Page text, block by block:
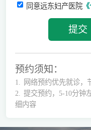
同意远东妇产医院《
预约须知：
1.
网络预约优先就诊，
2.
提交预约，5-10分钟
细内容